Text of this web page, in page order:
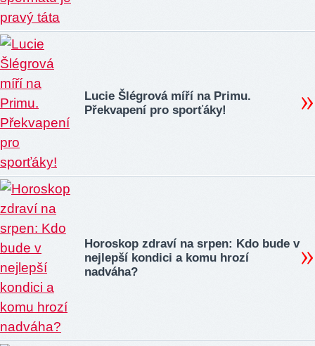
Lucie Šlégrová míří na Primu.
Překvapení pro sporťáky!
Horoskop zdraví na srpen: Kdo bude v
nejlepší kondici a komu hrozí
nadváha?